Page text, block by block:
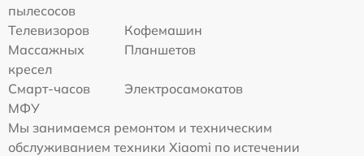
пылесосов
Телевизоров
Кофемашин
Массажных
кресел
Планшетов
Смарт-часов
Электросамокатов
МФУ
Мы занимаемся ремонтом и техническим
обслуживанием техники Xiaomi по истечении